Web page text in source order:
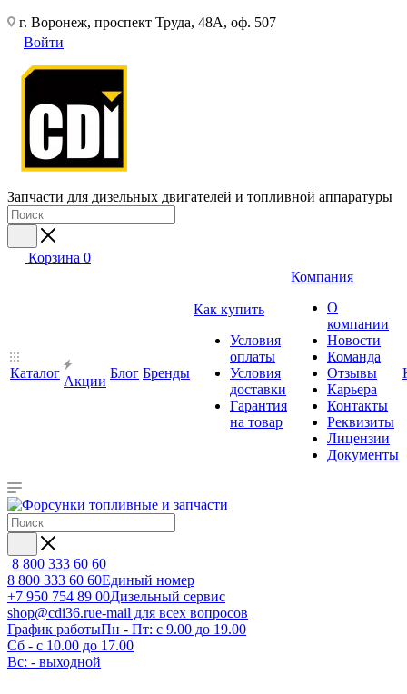
г. Воронеж, проспект Труда, 48А, оф. 507
Войти
Запчасти для дизельных двигателей и топливной аппаратуры
Корзина 0
Каталог
Акции
Блог Бренды
Как купить
Условия
оплаты
Условия
доставки
Гарантия
на товар
Компания
О
компании
Новости
Команда
Отзывы
Карьера
Контакты
Реквизиты
Лицензии
Документы
8 800 333 60 60
8 800 333 60 60Единый номер
+7 950 754 89 00Дизельный сервис
shop@cdi36.rue-mail для всех вопросов
График работыПн - Пт: с 9.00 до 19.00
Сб - с 10.00 до 17.00
Вс: - выходной